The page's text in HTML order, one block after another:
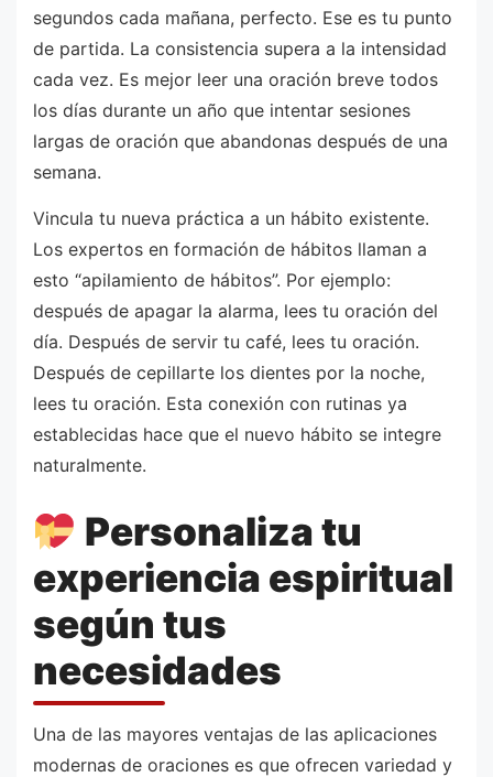
segundos cada mañana, perfecto. Ese es tu punto
de partida. La consistencia supera a la intensidad
cada vez. Es mejor leer una oración breve todos
los días durante un año que intentar sesiones
largas de oración que abandonas después de una
semana.
Vincula tu nueva práctica a un hábito existente.
Los expertos en formación de hábitos llaman a
esto “apilamiento de hábitos”. Por ejemplo:
después de apagar la alarma, lees tu oración del
día. Después de servir tu café, lees tu oración.
Después de cepillarte los dientes por la noche,
lees tu oración. Esta conexión con rutinas ya
establecidas hace que el nuevo hábito se integre
naturalmente.
Personaliza tu
experiencia espiritual
según tus
necesidades
Una de las mayores ventajas de las aplicaciones
modernas de oraciones es que ofrecen variedad y